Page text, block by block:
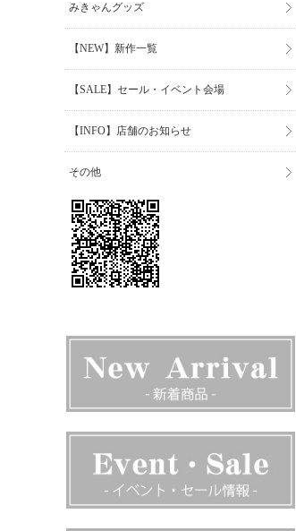
みきゃんグッズ
【NEW】新作一覧
【SALE】セール・イベント会場
【INFO】店舗のお知らせ
その他